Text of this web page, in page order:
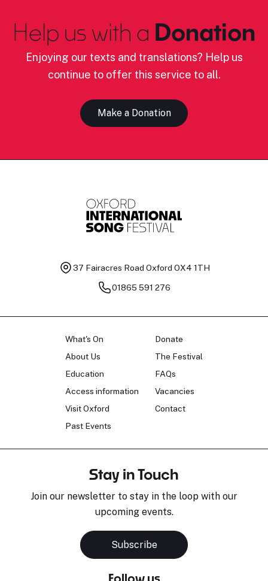
Help us with a Donation
Enjoying our texts and translations? Help us
continue to offer this service to all.
Make a Donation
37 Fairacres Road Oxford OX4 1TH
01865 591 276
What's On
About Us
Education
Access information
Visit Oxford
Past Events
Donate
The Festival
FAQs
Vacancies
Contact
Stay in Touch
Join our newsletter to stay in the loop with our
upcoming events.
Subscribe